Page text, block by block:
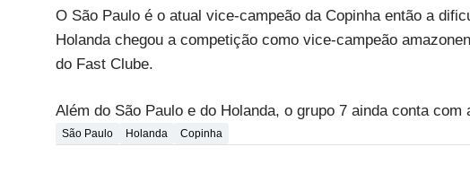
O São Paulo é o atual vice-campeão da Copinha então a
Holanda chegou a competição como vice-campeão
do Fast Clube.
Além do São Paulo e do Holanda, o grupo 7 ainda conta
São Paulo Holanda Copinha